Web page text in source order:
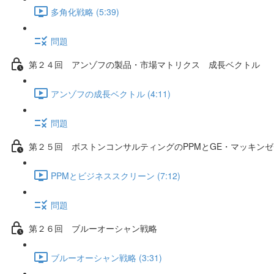
多角化戦略 (5:39)
問題
第２４回 アンゾフの製品・市場マトリクス 成長ベクトル
アンゾフの成長ベクトル (4:11)
問題
第２５回 ボストンコンサルティングのPPMとGE・マッキン
PPMとビジネススクリーン (7:12)
問題
第２６回 ブルーオーシャン戦略
ブルーオーシャン戦略 (3:31)